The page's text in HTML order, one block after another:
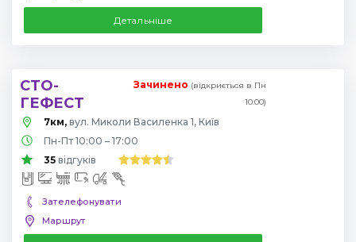
Детальніше
СТО-
ГЕФЕСТ
Зачинено (відкриється в Пн
10:00)
7км, вул. Миколи Василенка 1, Київ
Пн-Пт 10:00 – 17:00
35 відгуків
Зателефонувати
Маршрут